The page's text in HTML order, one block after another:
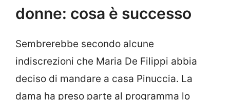
donne: cosa è successo
Sembrerebbe secondo alcune
indiscrezioni che Maria De Filippi abbia
deciso di mandare a casa Pinuccia. La
dama ha preso parte al programma lo